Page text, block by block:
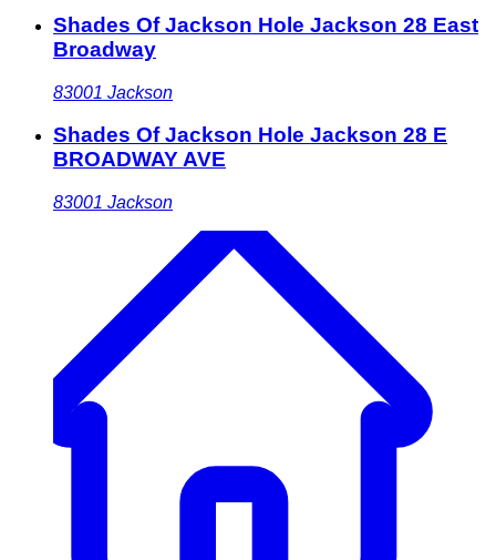
Shades Of Jackson Hole Jackson 28 East
Broadway
83001 Jackson
Shades Of Jackson Hole Jackson 28 E
BROADWAY AVE
83001 Jackson